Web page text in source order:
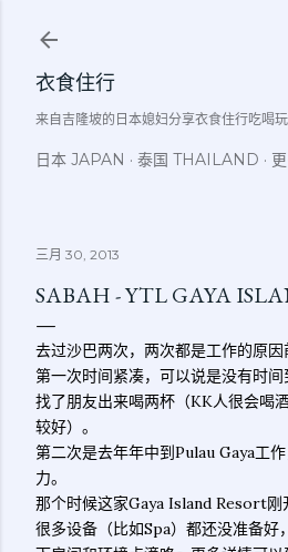
衣食住行
来自吉隆坡的日本媳妇分享衣食住行吃
日本 JAPAN 泰国 THAILAND
三月 30, 2013
SABAH - YTL GAYA
去过沙巴两次，两次都是工作的原因
第一次时间紧凑，可以说是没有时
找了朋友出来喝两杯（KK人很会喝
较好）。
第二次是去年年中到Pulau Gaya工
力。
那个时候这家Gaya Island Resort刚
很多设备（比如Spa）都还没准备好